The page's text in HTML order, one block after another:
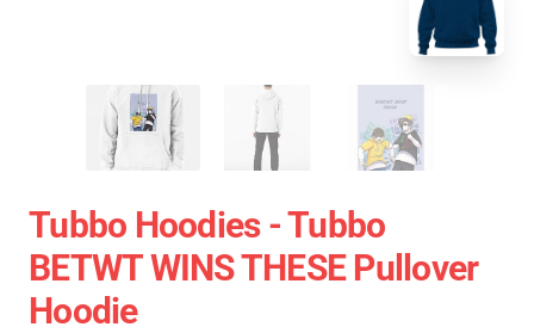
Tubbo Hoodies - Tubbo
BETWT WINS THESE Pullover
Hoodie